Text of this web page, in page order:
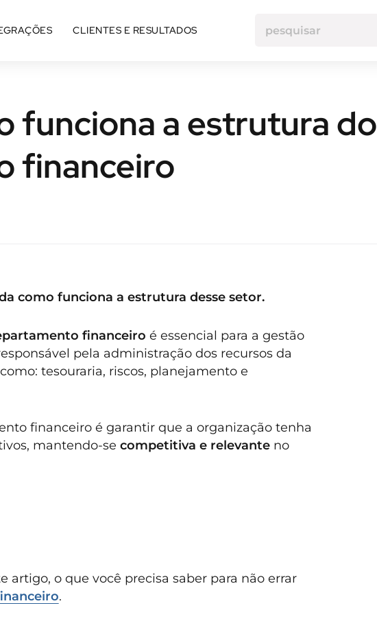
CLIENTES E RESULTADOS
funciona a estrutura do
financeiro
como funciona a estrutura desse setor.
financeiro é essencial para a gestão
pela administração dos recursos da
tesouraria, riscos, planejamento e
financeiro é garantir que a organização tenha
mantendo-se competitiva e relevanteno
artigo, o que você precisa saber para não errar
.